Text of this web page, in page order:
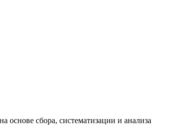
сбора, систематизации и анализа